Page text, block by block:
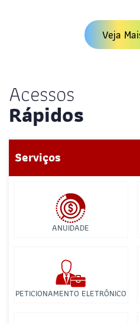
Veja
Acessos
Rápidos
Serviços
ANUIDADE
PETICIONAMENTO ELETRÔNICO